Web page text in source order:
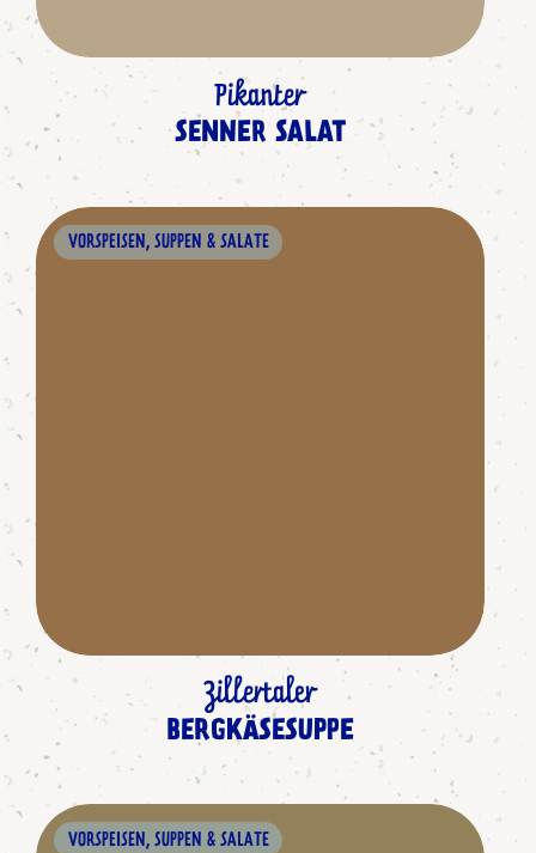
Pikanter
SENNER SALAT
VORSPEISEN, SUPPEN & SALATE
Zillertaler
BERGKÄSESUPPE
VORSPEISEN, SUPPEN & SALATE